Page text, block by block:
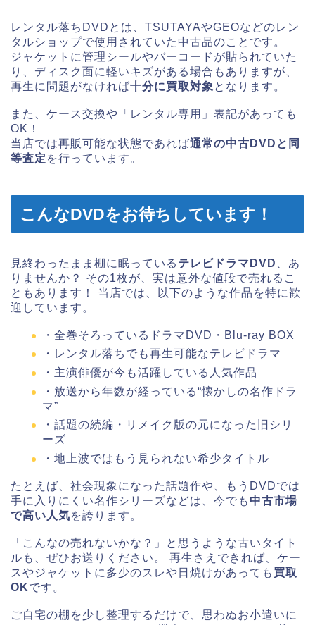
レンタル落ちDVDとは、TSUTAYAやGEOなどのレン
タルショップで使用されていた中古品のことです。
ジャケットに管理シールやバーコードが貼られていた
り、ディスク面に軽いキズがある場合もありますが、
再生に問題がなければ十分に買取対象となります。
また、ケース交換や「レンタル専用」表記があっても
OK！
当店では再販可能な状態であれば通常の中古DVDと同
等査定 を行っています。
こんなDVDをお待ちしています！
見終わったまま棚に眠っている テレビドラマDVD
、あ
りませんか？ その1枚が、実は意外な値段で売れるこ
ともあります！ 当店では、以下のような作品を特に歓
迎しています。
・全巻そろっているドラマDVD・Blu-ray BOX
・レンタル落ちでも再生可能なテレビドラマ
・主演俳優が今も活躍している人気作品
・放送から年数が経っている“懐かしの名作ドラ
マ”
・話題の続編・リメイク版の元になった旧シリ
ーズ
・地上波ではもう見られない希少タイトル
たとえば、社会現象になった話題作や、もうDVDでは
手に入りにくい名作シリーズなどは、今でも 中古市場
で高い人気を誇ります。
「こんなの売れないかな？」と思うような古いタイト
ルも、ぜひお送りください。 再生さえできれば、ケー
スやジャケットに多少のスレや日焼けがあっても 買取
OKです。
ご自宅の棚を少し整理するだけで、思わぬお小遣いに